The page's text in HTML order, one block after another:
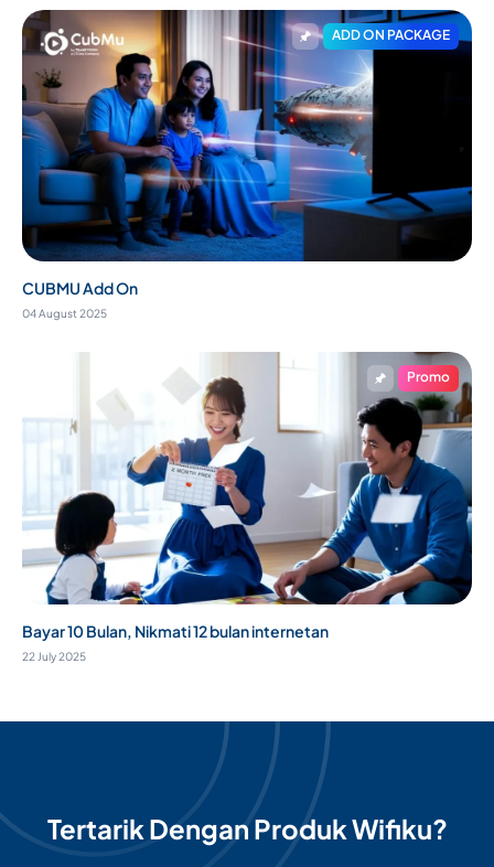
ADD ON PACKAGE
CUBMU Add On
04 August 2025
Promo
Bayar 10 Bulan, Nikmati 12 bulan internetan
22 July 2025
Tertarik Dengan Produk Wifiku?